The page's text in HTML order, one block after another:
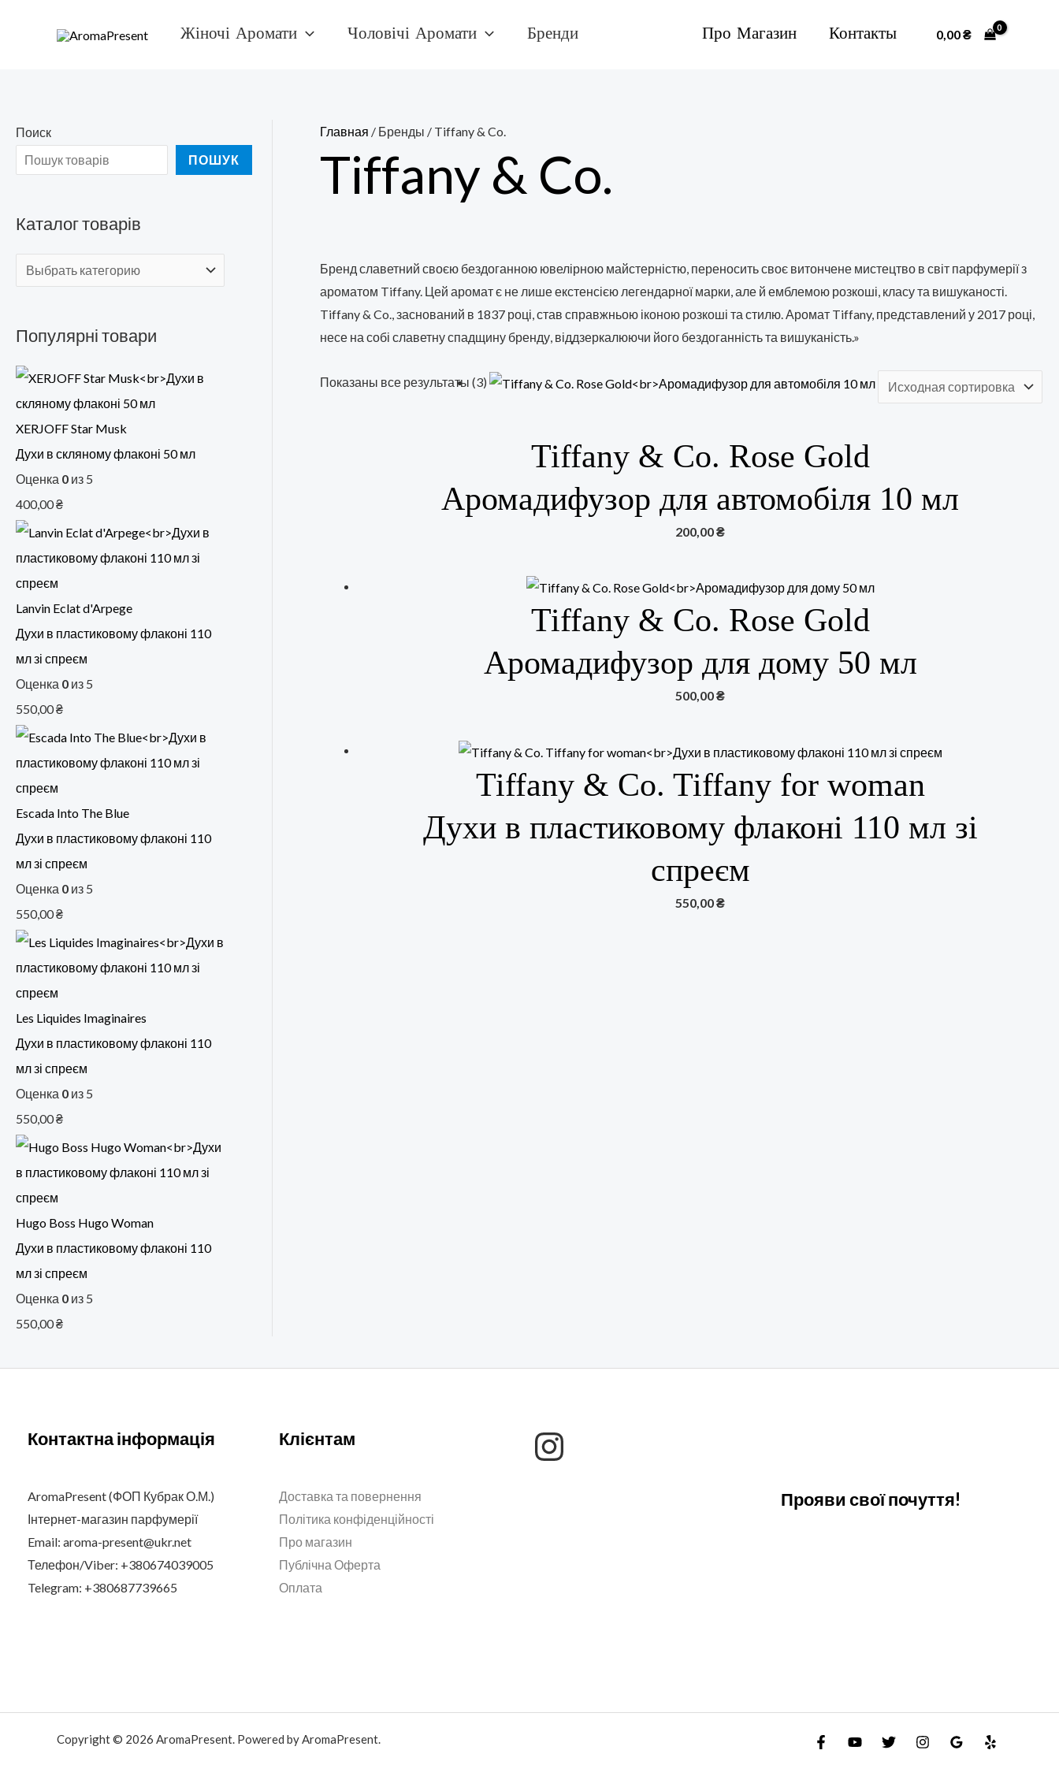
Жіночі Аромати Чоловічі Аромати Бренди Про Магазин Контакты 0,00₴
Поиск
ПОШУК
Каталог товарів
Популярні товари
XERJOFF Star Musk
Духи в скляному флаконі 50 мл
Оценка 0 из 5
400,00₴
Lanvin Eclat d'Arpege
Духи в пластиковому флаконі 110
мл зі спреєм
Оценка 0 из 5
550,00₴
Escada Into The Blue
Духи в пластиковому флаконі 110
мл зі спреєм
Оценка 0 из 5
550,00₴
Les Liquides Imaginaires
Духи в пластиковому флаконі 110
мл зі спреєм
Оценка 0 из 5
550,00₴
Hugo Boss Hugo Woman
Духи в пластиковому флаконі 110
мл зі спреєм
Оценка 0 из 5
550,00₴
Главная / Бренды / Tiffany & Co.
Tiffany & Co.
Бренд славетний своєю бездоганною ювелірною майстерністю, переносить своє витончене мистецтво в світ парфумерії з
ароматом Tiffany. Цей аромат є не лише екстенсією легендарної марки, але й емблемою розкоші, класу та вишуканості.
Tiffany & Co., заснований в 1837 році, став справжньою іконою розкоші та стилю. Аромат Tiffany, представлений у 2017 році,
несе на собі славетну спадщину бренду, віддзеркалюючи його бездоганність та вишуканість.»
Показаны все результаты (3)
Tiffany & Co. Rose Gold
Аромадифузор для автомобіля 10 мл
200,00₴
Tiffany & Co. Rose Gold
Аромадифузор для дому 50 мл
500,00₴
Tiffany & Co. Tiffany for woman
Духи в пластиковому флаконі 110 мл зі
спреєм
550,00₴
Контактна інформація
AromaPresent (ФОП Кубрак О.М.)
Інтернет-магазин парфумерії
Email: aroma-present@ukr.net
Телефон/Viber: +380674039005
Telegram: +380687739665
Клієнтам
Доставка та повернення
Політика конфіденційності
Про магазин
Публічна Оферта
Оплата
Прояви свої почуття!
Copyright © 2026 AromaPresent. Powered by AromaPresent.